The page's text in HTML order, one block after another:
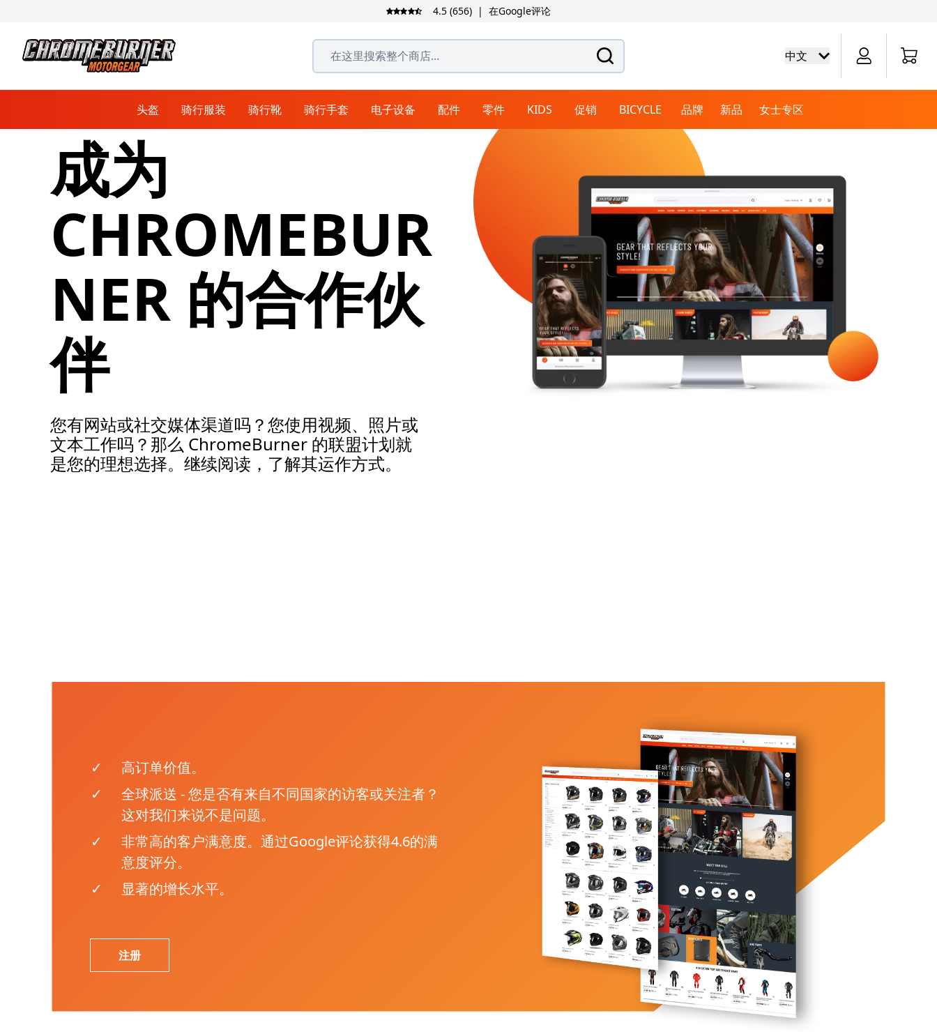
4.5 (656) | 在Google评论
中文 Cart
在这里搜索整个商店...
头盔
越野盔
组合盔 仿赛盔
听力保护器
头盔镜片
头盔防雾片
头盔遮阳镜片
头盔护目镜
头盔零件
头盔内衬
骑行服装
拉力和旅行服
巡航服
道路服
拉力和旅行裤
越野骑行服
越野运动服
越野骑行裤
连衣帽和衬衫 装甲衬衫 雨具 膝盖和手肘磨包
骑行袜子
冷却背心
越野护甲
反光背心
其他配件
休闲服装
配件
包
骑行靴
拉力和旅行靴 巡航靴
鞋子和运动鞋 鞋类备件
骑行手套
城市手套 巡航手套
越野手套
电子设备
支架系统
配件
车套
充电器
围场看台
运输
边箱
腿包和腰包
软包
旅行袋和旅行包
边包
油缸袋
清洁用品
护理
周边商品
零件
电池
刹车零件
刹车卡钳
离合器零件 保养
KIDS 促销 BICYCLE
自行车裤 自行车衬衫
自行车鞋
品牌 新品
女士专区
成为
CHROMEBUR
NER 的合作伙
伴
您有网站或社交媒体渠道吗？您使用视频、照片或
文本工作吗？那么 ChromeBurner 的联盟计划就
是您的理想选择。继续阅读，了解其运作方式。
高订单价值。
全球派送 - 您是否有来自不同国家的访客或关注者？
这对我们来说不是问题。
非常高的客户满意度。通过Google评论获得4.6的满
意度评分。
显著的增长水平。
注册